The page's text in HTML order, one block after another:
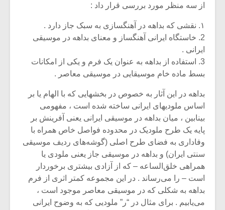
از سه منظر مورد بررسی قرار داد :
۱. نقشی که بداهه در آهنگسازی به سبک جاز دارد .
2. خاستگاه ایرانی آهنگساز و معنای بداهه در موسیقی
ایرانی .
3. استفاده از بداهه به عنوان یک فرم و یکی از امکانات
بسط ماده خام موسیقایی در موسیقی معاصر .
بداهه در این آثار به خصوص در بخشهایی که با الهام یا بر
اساس ملودیهای ایرانی ساخته شده است ، مفهومی
بینابین ، میان بداهه در موسیقی ایرانی یعنی آفرینش بر
پایه یک طرح ملودیک در محدوده فواصل خاص همراه با
وفاداری به فضای طرح اصلی (گوشه‌های ردیف موسیقی
سنتی ایران) و بداهه در موسیقی جاز یعنی ملودی یا
همراهی خلق‌الساعه – که از آزادی بیشتری برخوردار
است – را می‌رساند . در این مجموعه کمتر اثری از فرم
بداهه به شکلی که در موسیقی معاصر موجود است ،
می‌یابیم . برای مثال در “ر” ملودیی که به وضوح ایرانی